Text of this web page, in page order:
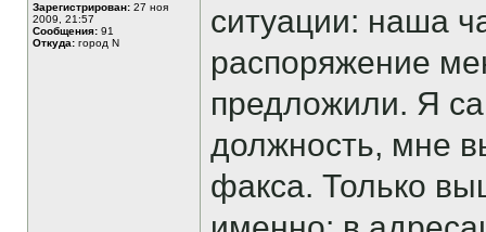
Зарегистрирован: 27 ноя
2009, 21:57
Сообщения: 91
Откуда: город N
ситуации: наша
распоряжение
предложили. Я
должность, мне
факса. Только